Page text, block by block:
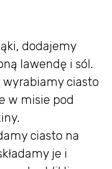
dodajemy
lawendę i sól.
ciasto
w misie pod
ciasto na
je i